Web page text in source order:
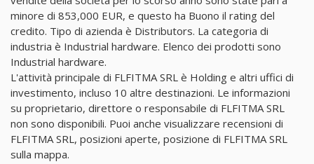
minore di 853,000 EUR, e questo ha Buono il rating del
credito. Tipo di azienda è Distributors. La categoria di
industria è Industrial hardware. Elenco dei prodotti sono
Industrial hardware.
L'attività principale di FLFITMA SRL è Holding e altri uffici di
investimento, incluso 10 altre destinazioni. Le informazioni
su proprietario, direttore o responsabile di FLFITMA SRL
non sono disponibili. Puoi anche visualizzare recensioni di
FLFITMA SRL, posizioni aperte, posizione di FLFITMA SRL
sulla mappa.